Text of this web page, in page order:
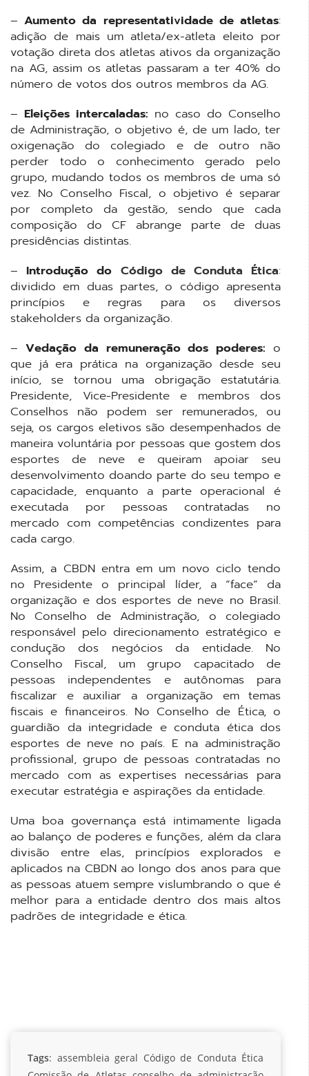
–Aumento da representatividade de atletas:
adição de mais um atleta/ex-atleta eleito por
votação direta dos atletas ativos da organização
na AG, assim os atletas passaram a ter 40% do
número de votos dos outros membros da AG.
– Eleições intercaladas: no caso do Conselho
de Administração, o objetivo é, de um lado, ter
oxigenação do colegiado e de outro não
perder todo o conhecimento gerado pelo
grupo, mudando todos os membros de uma só
vez. No Conselho Fiscal, o objetivo é separar
por completo da gestão, sendo que cada
composição do CF abrange parte de duas
presidências distintas.
–Introdução do Código de Conduta Ética:
dividido em duas partes, o código apresenta
princípios e regras para os diversos
stakeholders da organização.
– Vedação da remuneração dos poderes: o
que já era prática na organização desde seu
início, se tornou uma obrigação estatutária.
Presidente, Vice-Presidente e membros dos
Conselhos não podem ser remunerados, ou
seja, os cargos eletivos são desempenhados de
maneira voluntária por pessoas que gostem dos
esportes de neve e queiram apoiar seu
desenvolvimento doando parte do seu tempo e
capacidade, enquanto a parte operacional é
executada por pessoas contratadas no
mercado com competências condizentes para
cada cargo.
Assim, a CBDN entra em um novo ciclo tendo
no Presidente o principal líder, a “face” da
organização e dos esportes de neve no Brasil.
No Conselho de Administração, o colegiado
responsável pelo direcionamento estratégico e
condução dos negócios da entidade. No
Conselho Fiscal, um grupo capacitado de
pessoas independentes e autônomas para
fiscalizar e auxiliar a organização em temas
fiscais e financeiros. No Conselho de Ética, o
guardião da integridade e conduta ética dos
esportes de neve no país. E na administração
profissional, grupo de pessoas contratadas no
mercado com as expertises necessárias para
executar estratégia e aspirações da entidade.
Uma boa governança está intimamente ligada
ao balanço de poderes e funções, além da clara
divisão entre elas, princípios explorados e
aplicados na CBDN ao longo dos anos para que
as pessoas atuem sempre vislumbrando o que é
melhor para a entidade dentro dos mais altos
padrões de integridade e ética.
Tags: assembleia geral Código de Conduta Ética